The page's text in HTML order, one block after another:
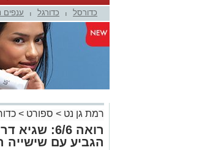
ווטסאפ
כדורסל כדורגל ענפים
רמת גן נט > ספורט >
רואה 6/6:
הגביע עם שישייה